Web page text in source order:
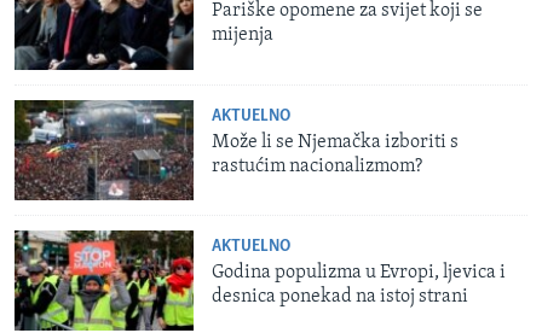
Pariške opomene za svijet koji se
mijenja
AKTUELNO
Može li se Njemačka izboriti s
rastućim nacionalizmom?
AKTUELNO
Godina populizma u Evropi, ljevica i
desnica ponekad na istoj strani